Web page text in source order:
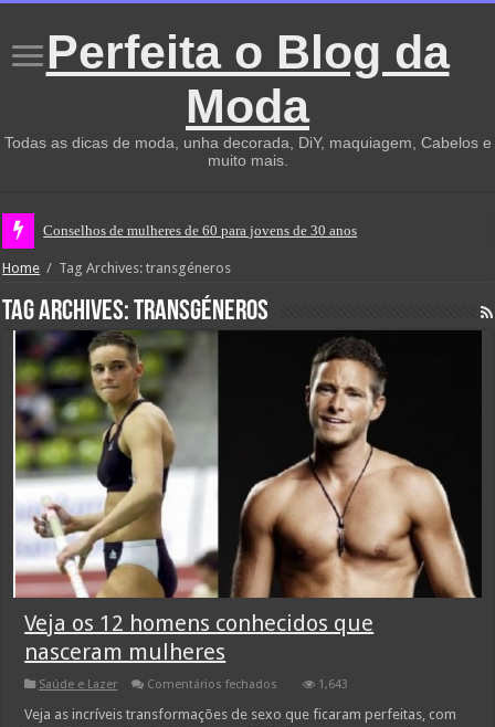
Perfeita o Blog da
Moda
Todas as dicas de moda, unha decorada, DiY, maquiagem, Cabelos e
muito mais.
Conselhos de mulheres de 60 para jovens de 30 anos
Home / Tag Archives: transgéneros
Tag Archives:transgéneros
Veja os 12 homens conhecidos que
nasceram mulheres
Saúde e Lazer Comentários fechados
os
1,643
Veja as incríveis transformações de sexo que ficaram perfeitas, com